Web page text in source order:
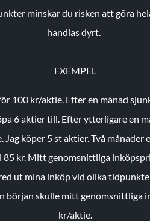
minskar du risken att göra
handlas dyrt.
EXEMPEL
100 kr/aktie. Efter en månad
6 aktier till. Efter ytterligare en
köper 5 st aktier.Två månader
85 kr. Mitt genomsnittliga
ut mina inköp vid olika
början skulle mitt genomsnittliga
kr/aktie.